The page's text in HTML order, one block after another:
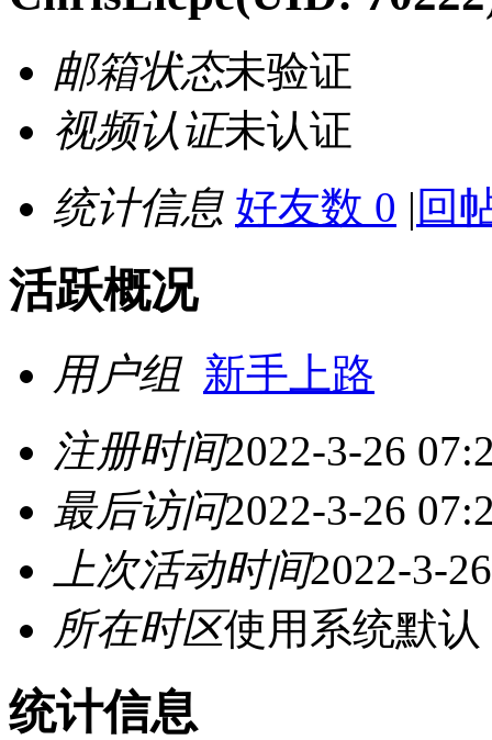
邮箱状态未验证
视频认证未认证
统计信息 好友数 0 | 回
活跃概况
用户组 新手上路
注册时间2022-3-26
最后访问2022-3-26
上次活动时间2022-3-
所在时区使用系统默认
统计信息